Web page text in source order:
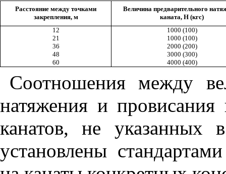
Расстояние между точками
закрепления, м
Величина предварительного
каната, Н (кгс)
12
1000 (100)
21
1000 (100)
36
2000 (200)
48
3000 (300)
60
4000 (400)
Соотношения между
натяжения и провисания
канатов, не указанных
установлены